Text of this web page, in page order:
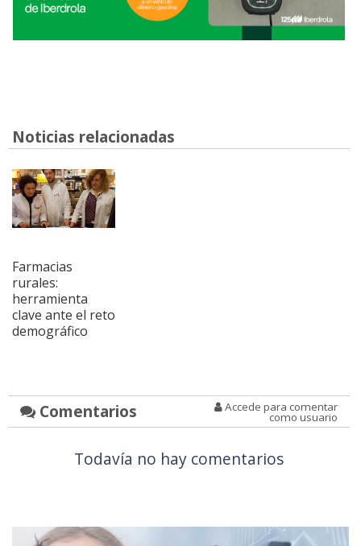
Noticias relacionadas
Farmacias
rurales:
herramienta
clave ante el reto
demográfico
Comentarios Accede para comentar
como usuario
Todavía no hay comentarios